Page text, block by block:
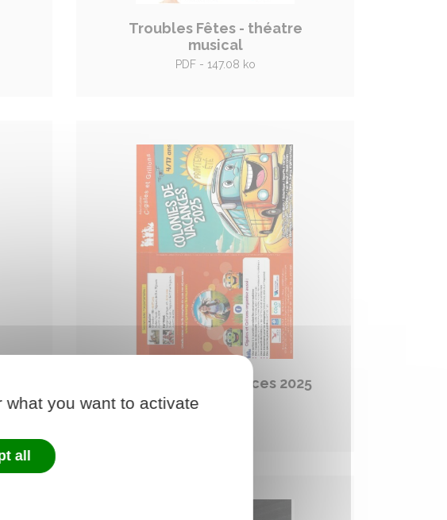
Troubles Fêtes - théatre
musical
PDF - 147.08 ko
Colonies de vacances 2025
PDF - 405.3 ko
you want to activate
all